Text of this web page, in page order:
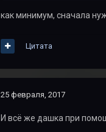
как минимум, сначала
Цитата
25 февраля, 2017
И всё же дашка при